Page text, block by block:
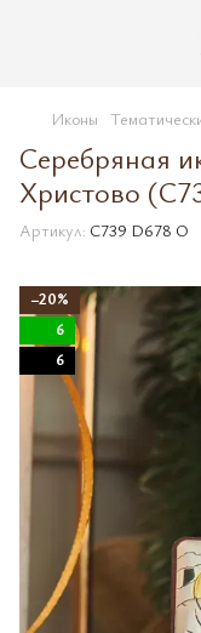
Иконы
Серебряная
Христово
Артикул: С739 D678 O
−20%
6
6